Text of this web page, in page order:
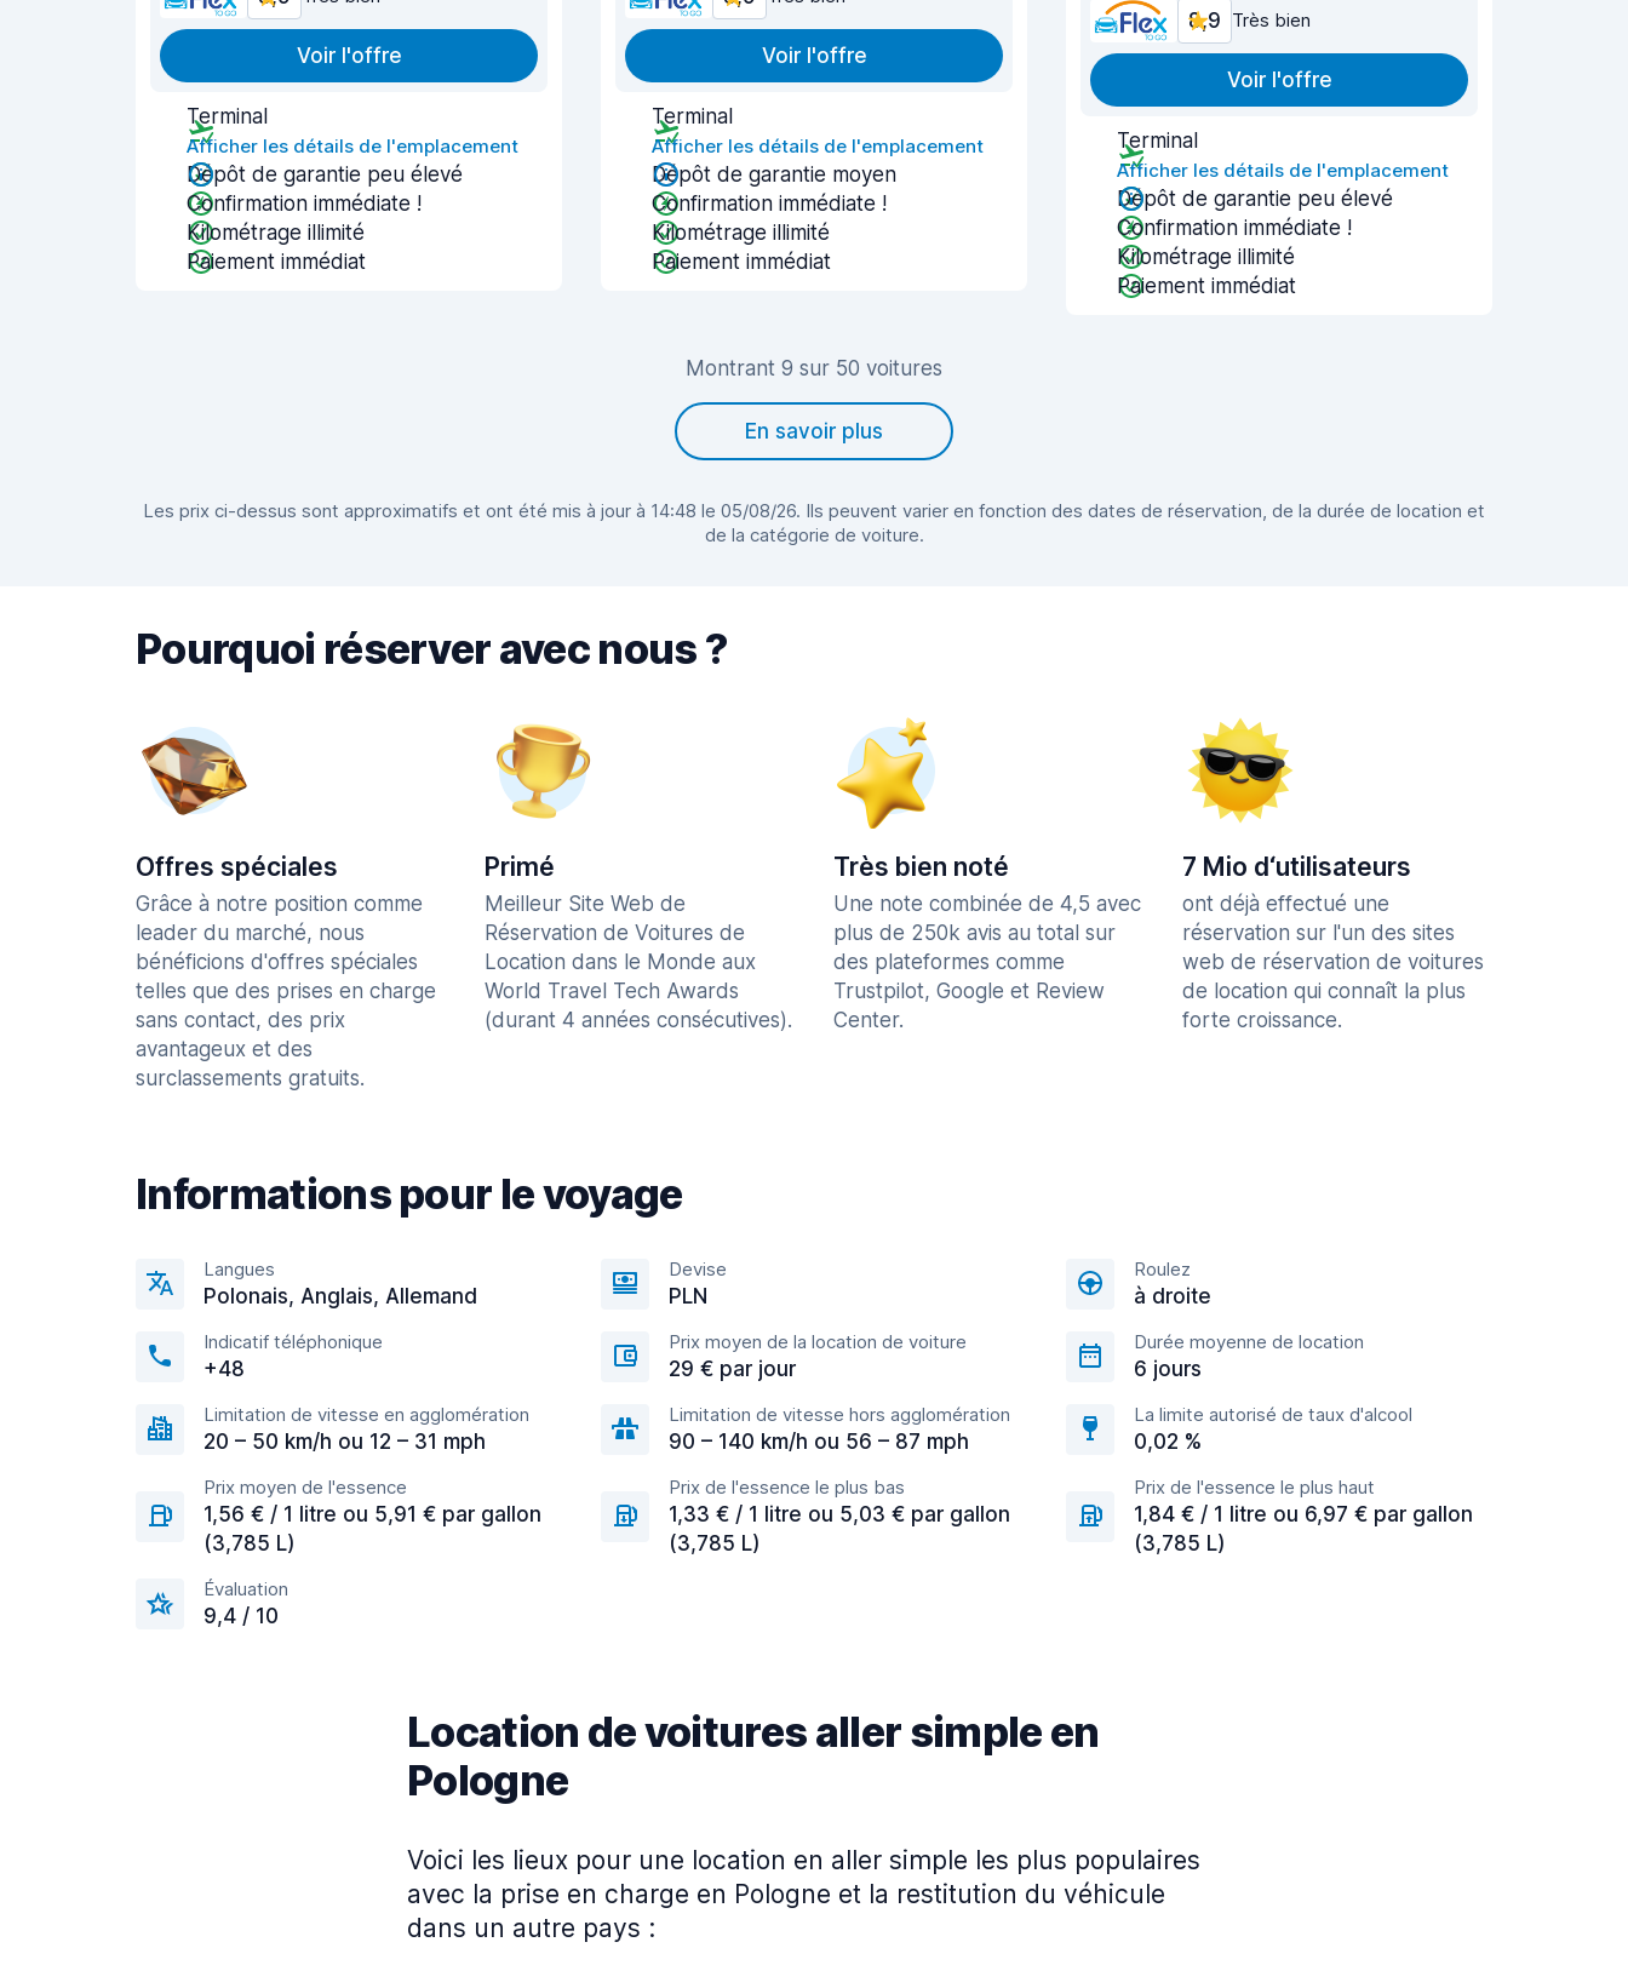
Voir l'offre
Terminal
Afficher les détails de l'emplacement
Dépôt de garantie peu élevé
Confirmation immédiate !
Kilométrage illimité
Paiement immédiat
Voir l'offre
Terminal
Afficher les détails de l'emplacement
Dépôt de garantie moyen
Confirmation immédiate !
Kilométrage illimité
Paiement immédiat
8,9 Très bien
Voir l'offre
Terminal
Afficher les détails de l'emplacement
Dépôt de garantie peu élevé
Confirmation immédiate !
Kilométrage illimité
Paiement immédiat
Montrant 9 sur 50 voitures
En savoir plus
Les prix ci-dessus sont approximatifs et ont été mis à jour à 14:48 le 05/08/26. Ils peuvent varier en fonction des dates de réservation, de la durée de location et
de la catégorie de voiture.
Pourquoi réserver avec nous ?
Offres spéciales
Grâce à notre position comme
leader du marché, nous
bénéficions d'offres spéciales
telles que des prises en charge
sans contact, des prix
avantageux et des
surclassements gratuits.
Primé
Meilleur Site Web de
Réservation de Voitures de
Location dans le Monde aux
World Travel Tech Awards
(durant 4 années consécutives).
Très bien noté
Une note combinée de 4,5 avec
plus de 250k avis au total sur
des plateformes comme
Trustpilot, Google et Review
Center.
7 Mio d‘utilisateurs
ont déjà effectué une
réservation sur l'un des sites
web de réservation de voitures
de location qui connaît la plus
forte croissance.
Informations pour le voyage
Langues
Polonais, Anglais, Allemand
Devise
PLN
Roulez
à droite
Indicatif téléphonique
+48
Prix moyen de la location de voiture
29 € par jour
Durée moyenne de location
6 jours
Limitation de vitesse en agglomération
20 – 50 km/h ou 12 – 31 mph
Limitation de vitesse hors agglomération
90 – 140 km/h ou 56 – 87 mph
La limite autorisé de taux d'alcool
0,02 %
Prix moyen de l'essence
1,56 € / 1 litre ou 5,91 € par gallon
(3,785 L)
Prix de l'essence le plus bas
1,33 € / 1 litre ou 5,03 € par gallon
(3,785 L)
Prix de l'essence le plus haut
1,84 € / 1 litre ou 6,97 € par gallon
(3,785 L)
Évaluation
9,4 / 10
Location de voitures aller simple en
Pologne
Voici les lieux pour une location en aller simple les plus populaires
avec la prise en charge en Pologne et la restitution du véhicule
dans un autre pays :